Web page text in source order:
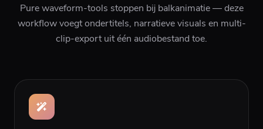
Pure waveform-tools stoppen bij balkanimatie — deze
workflow voegt ondertitels, narratieve visuals en multi-
clip-export uit één audiobestand toe.